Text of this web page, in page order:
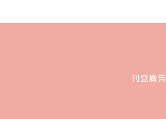
刊登廣告